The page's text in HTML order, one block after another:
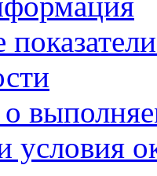
условия